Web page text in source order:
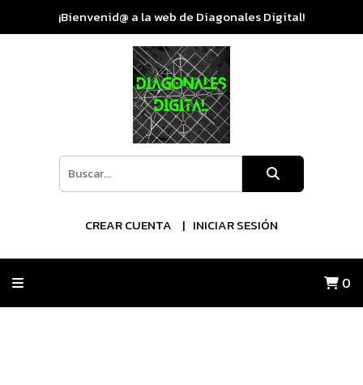
¡Bienvenid@ a la web de Diagonales Digital!
CREAR CUENTA INICIAR SESIÓN
0